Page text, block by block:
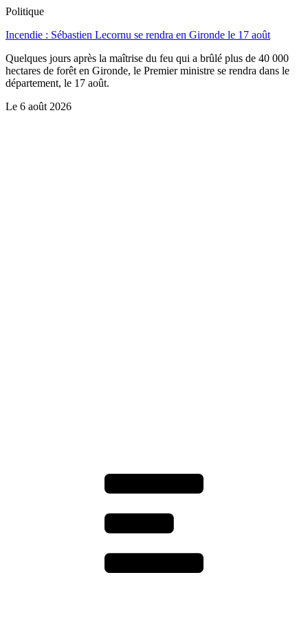
Politique
Incendie : Sébastien Lecornu se rendra en Gironde le 17 août
Quelques jours après la maîtrise du feu qui a brûlé plus de 40 000
hectares de forêt en Gironde, le Premier ministre se rendra dans le
département, le 17 août.
Le 6 août 2026